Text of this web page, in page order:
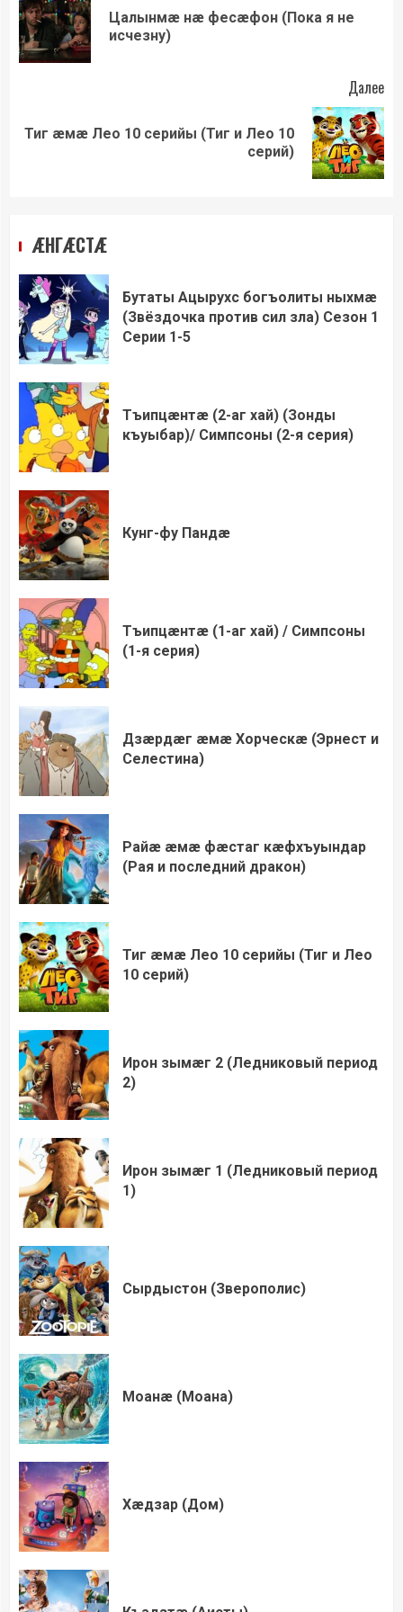
чтение
Цалынмæ нæ фесæфон (Пока я не
исчезну)
Далее
Следующая
Тиг æмæ Лео 10 серийы (Тиг и Лео 10
серий)
ÆНГÆСТÆ
Бутаты Ацырухс богъолиты ныхмæ
(Звёздочка против сил зла) Сезон 1
Серии 1-5
Тъипцæнтæ (2-аг хай) (Зонды
къуыбар)/ Симпсоны (2-я серия)
Кунг-фу Пандæ
Тъипцæнтæ (1-аг хай) / Симпсоны
(1-я серия)
Дзæрдæг æмæ Хорческæ (Эрнест и
Селестина)
Райæ æмæ фæстаг кæфхъуындар
(Рая и последний дракон)
Тиг æмæ Лео 10 серийы (Тиг и Лео
10 серий)
Ирон зымæг 2 (Ледниковый период
2)
Ирон зымæг 1 (Ледниковый период
1)
Сырдыстон (Зверополис)
Моанæ (Моана)
Хæдзар (Дом)